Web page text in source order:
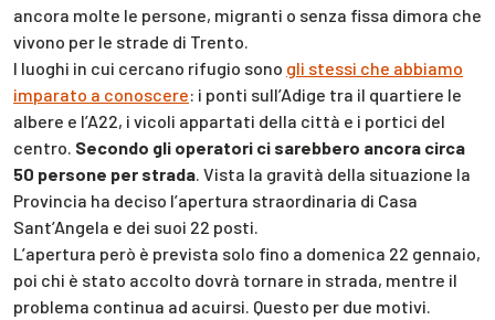
ancora molte le persone, migranti o senza fissa dimora che
vivono per le strade di Trento.
I luoghi in cui cercano rifugio sono gli stessi che abbiamo
imparato a conoscere: i ponti sull’Adige tra il quartiere le
albere e l’A22, i vicoli appartati della città e i portici del
centro. Secondo gli operatori ci sarebbero ancora circa
50 persone per strada . Vista la gravità della situazione la
Provincia ha deciso l’apertura straordinaria di Casa
Sant’Angela e dei suoi 22 posti.
L’apertura però è prevista solo fino a domenica 22 gennaio,
poi chi è stato accolto dovrà tornare in strada, mentre il
problema continua ad acuirsi. Questo per due motivi.